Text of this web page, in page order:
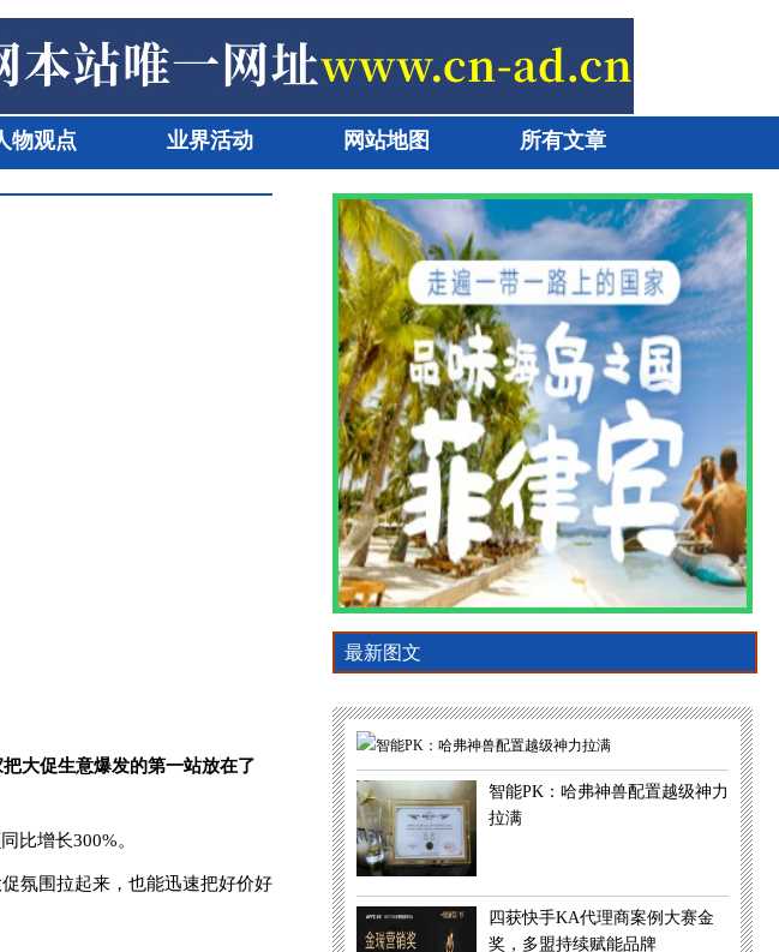
物观点 业界活动 网站地图 所有文章
大促生意爆发的第一站放在了
比增长300%。
氛围拉起来，也能迅速把好价好
最新图文
智能PK：哈弗神兽配置越级神力
拉满
四获快手KA代理商案例大赛金
奖，多盟持续赋能品牌